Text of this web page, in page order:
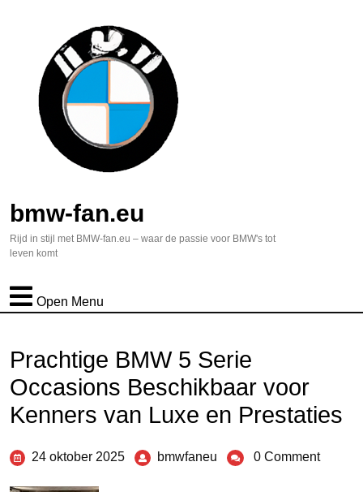
bmw-fan.eu
Rijd in stijl met BMW-fan.eu – waar de passie voor BMW's tot
leven komt
Open Menu
Prachtige BMW 5 Serie
Occasions Beschikbaar voor
Kenners van Luxe en Prestaties
24 oktober 2025 bmwfaneu 0 Comment